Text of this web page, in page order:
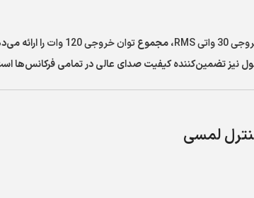
، مجموعتوان خروجی 120 وات
نیز تضمین‌کننده کیفیت صدای عالی در تمامی فرکانس‌ها